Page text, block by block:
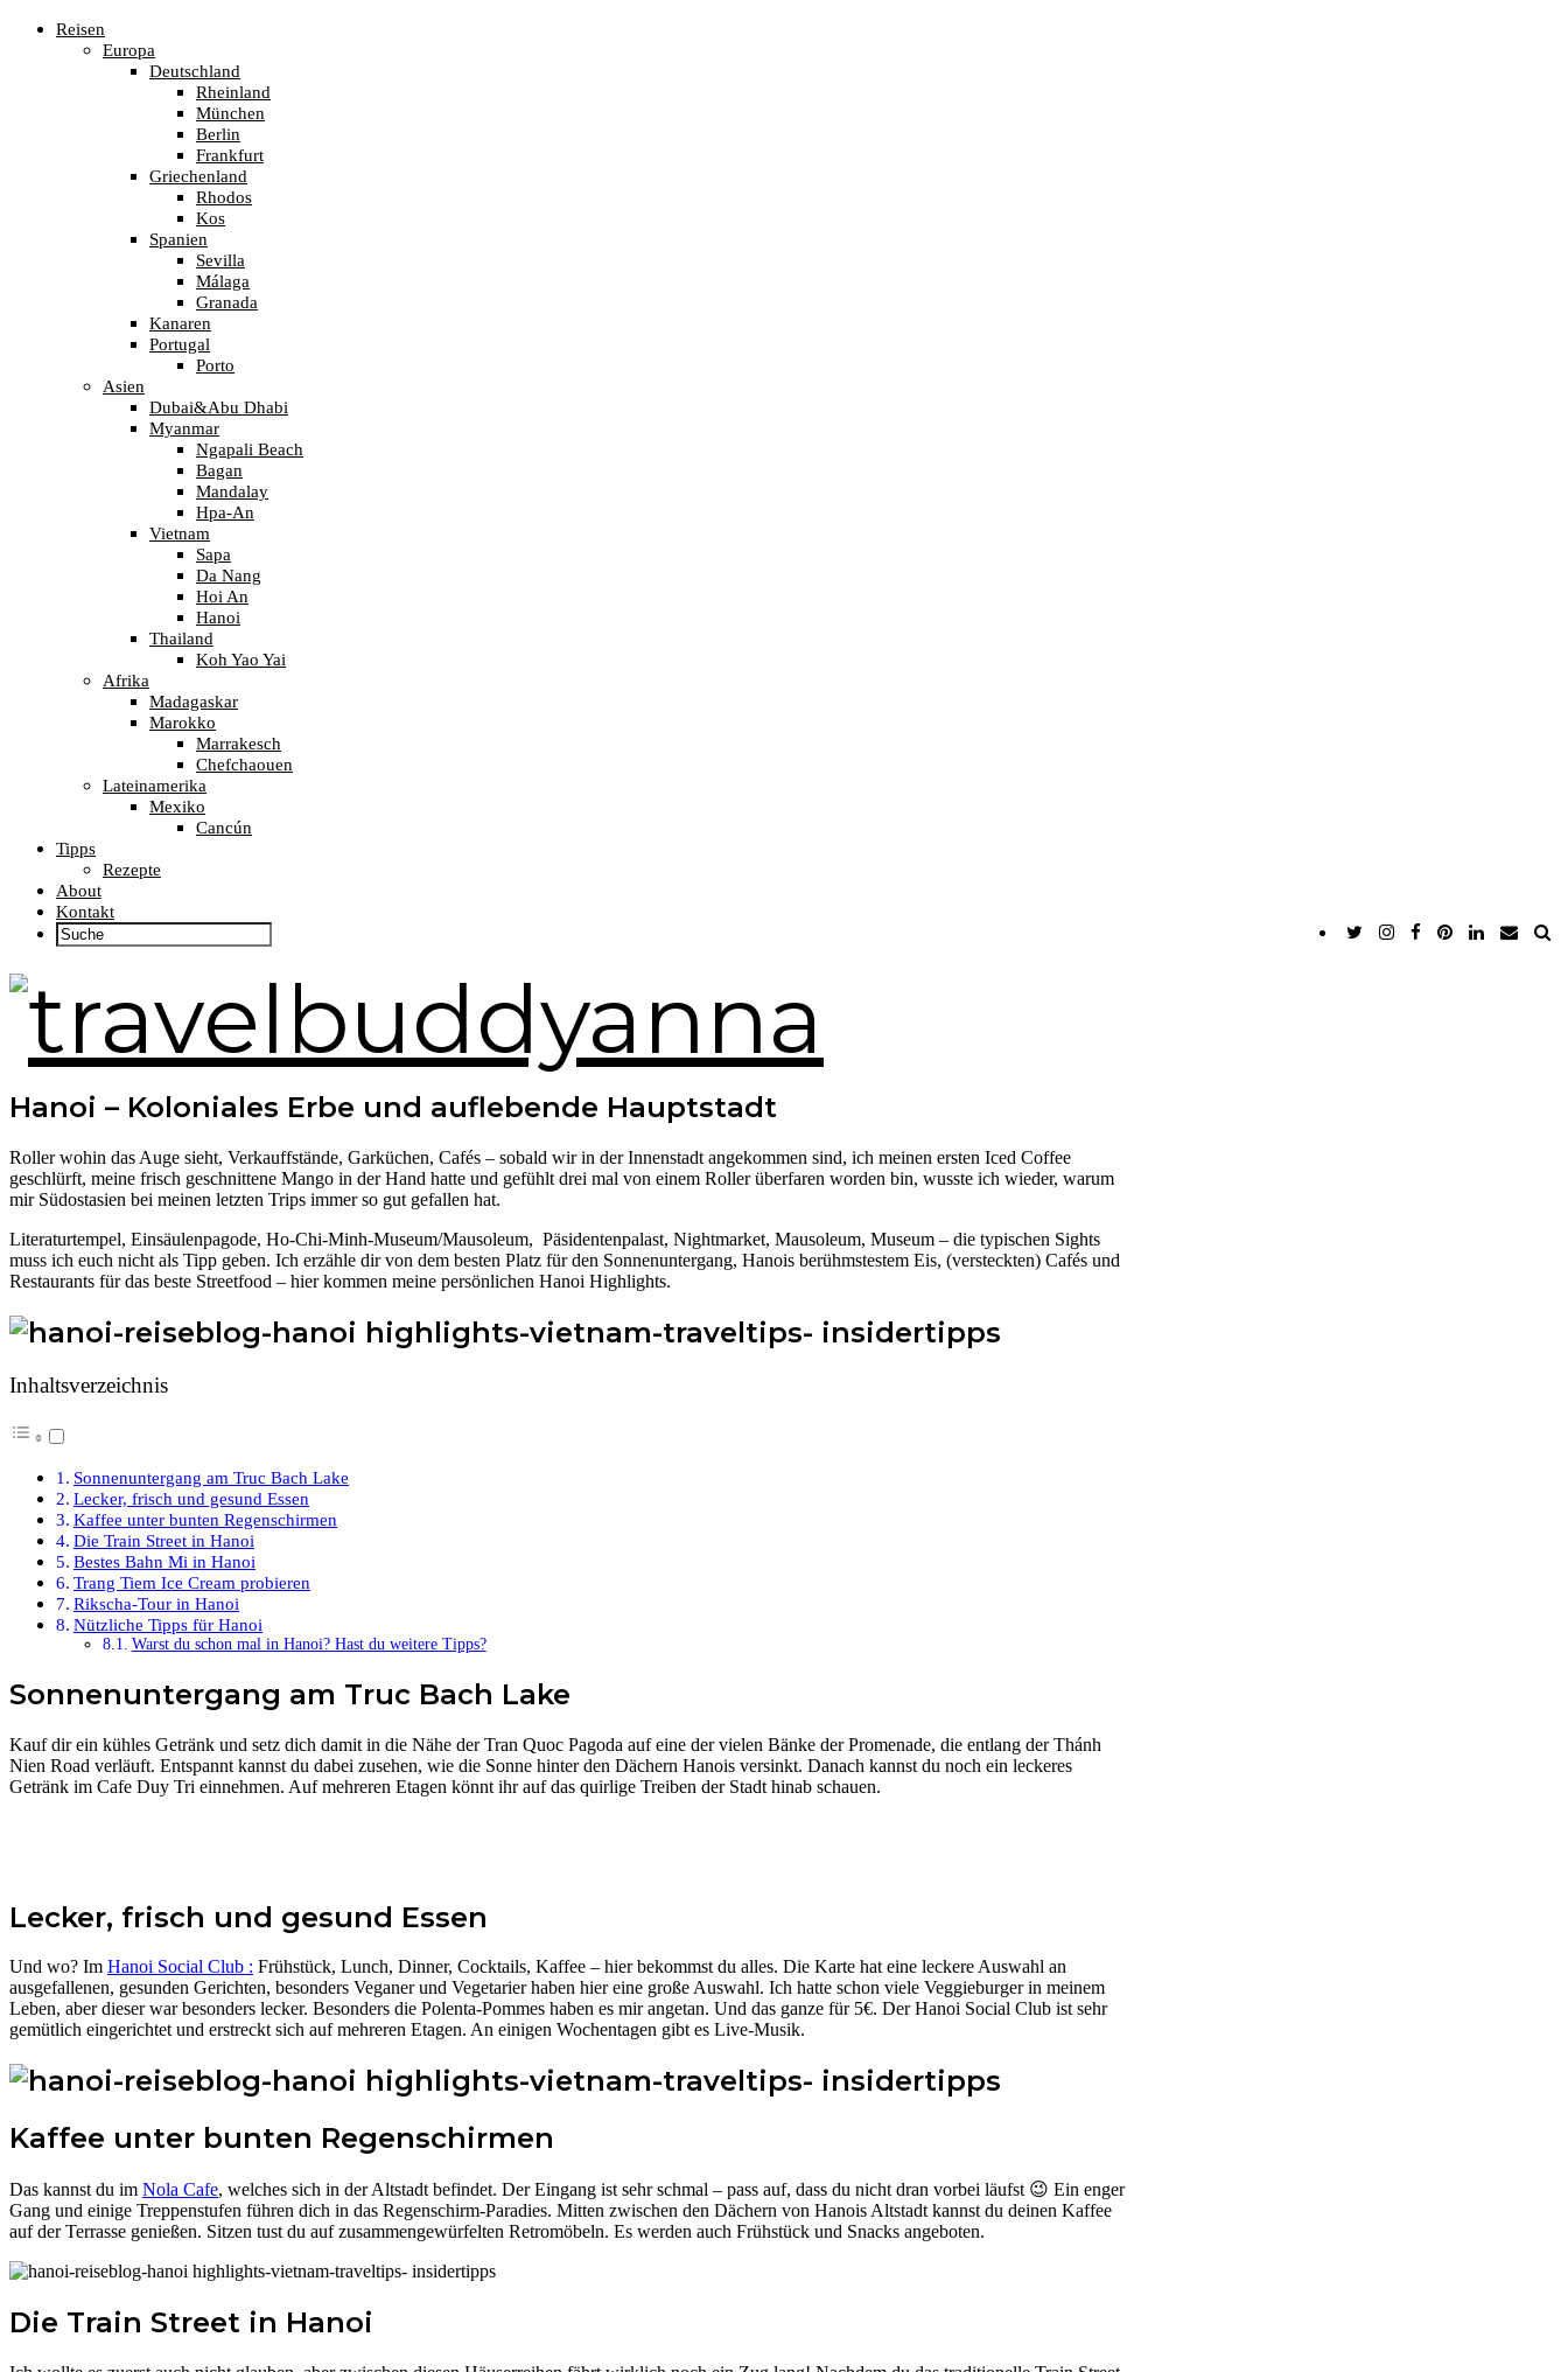
Reisen
Europa
Deutschland
Rheinland
München
Berlin
Frankfurt
Griechenland
Rhodos
Kos
Spanien
Sevilla
Málaga
Granada
Kanaren
Portugal
Porto
Asien
Dubai&Abu Dhabi
Myanmar
Ngapali Beach
Bagan
Mandalay
Hpa-An
Vietnam
Sapa
Da Nang
Hoi An
Hanoi
Thailand
Koh Yao Yai
Afrika
Madagaskar
Marokko
Marrakesch
Chefchaouen
Lateinamerika
Mexiko
Cancún
Tipps
Rezepte
About
Kontakt
Hanoi – Koloniales Erbe und auflebende Hauptstadt
Roller wohin das Auge sieht, Verkauffstände, Garküchen, Cafés – sobald wir in der Innenstadt angekommen sind, ich meinen ersten Iced Coffee
geschlürft, meine frisch geschnittene Mango in der Hand hatte und gefühlt drei mal von einem Roller überfaren worden bin, wusste ich wieder, warum
mir Südostasien bei meinen letzten Trips immer so gut gefallen hat.
Literaturtempel, Einsäulenpagode, Ho-Chi-Minh-Museum/Mausoleum, Päsidentenpalast, Nightmarket, Mausoleum, Museum – die typischen Sights
muss ich euch nicht als Tipp geben. Ich erzähle dir von dem besten Platz für den Sonnenuntergang, Hanois berühmstestem Eis, (versteckten) Cafés und
Restaurants für das beste Streetfood – hier kommen meine persönlichen Hanoi Highlights.
Inhaltsverzeichnis
Sonnenuntergang am Truc Bach Lake
Lecker, frisch und gesund Essen
Kaffee unter bunten Regenschirmen
Die Train Street in Hanoi
Bestes Bahn Mi in Hanoi
Trang Tiem Ice Cream probieren
Rikscha-Tour in Hanoi
Nützliche Tipps für Hanoi
Warst du schon mal in Hanoi? Hast du weitere Tipps?
Sonnenuntergang am Truc Bach Lake
Kauf dir ein kühles Getränk und setz dich damit in die Nähe der Tran Quoc Pagoda auf eine der vielen Bänke der Promenade, die entlang der Thánh
Nien Road verläuft. Entspannt kannst du dabei zusehen, wie die Sonne hinter den Dächern Hanois versinkt. Danach kannst du noch ein leckeres
Getränk im Cafe Duy Tri einnehmen. Auf mehreren Etagen könnt ihr auf das quirlige Treiben der Stadt hinab schauen.
Lecker, frisch und gesund Essen
Und wo? Im Hanoi Social Club : Frühstück, Lunch, Dinner, Cocktails, Kaffee – hier bekommst du alles. Die Karte hat eine leckere Auswahl an
ausgefallenen, gesunden Gerichten, besonders Veganer und Vegetarier haben hier eine große Auswahl. Ich hatte schon viele Veggieburger in meinem
Leben, aber dieser war besonders lecker. Besonders die Polenta-Pommes haben es mir angetan. Und das ganze für 5€. Der Hanoi Social Club ist sehr
gemütlich eingerichtet und erstreckt sich auf mehreren Etagen. An einigen Wochentagen gibt es Live-Musik.
Kaffee unter bunten Regenschirmen
Das kannst du im Nola Cafe, welches sich in der Altstadt befindet. Der Eingang ist sehr schmal – pass auf, dass du nicht dran vorbei läufst 😉 Ein enger
Gang und einige Treppenstufen führen dich in das Regenschirm-Paradies. Mitten zwischen den Dächern von Hanois Altstadt kannst du deinen Kaffee
auf der Terrasse genießen. Sitzen tust du auf zusammengewürfelten Retromöbeln. Es werden auch Frühstück und Snacks angeboten.
Die Train Street in Hanoi